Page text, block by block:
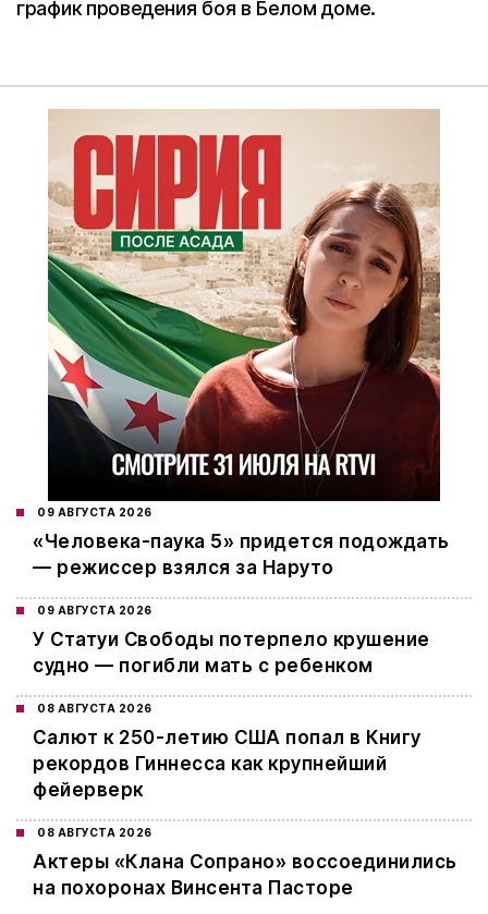
график проведения боя в Белом доме.
09 АВГУСТА 2026
«Человека-паука 5» придется подождать
— режиссер взялся за Наруто
09 АВГУСТА 2026
У Статуи Свободы потерпело крушение
судно — погибли мать с ребенком
08 АВГУСТА 2026
Салют к 250-летию США попал в Книгу
рекордов Гиннесса как крупнейший
фейерверк
08 АВГУСТА 2026
Актеры «Клана Сопрано» воссоединились
на похоронах Винсента Пасторе